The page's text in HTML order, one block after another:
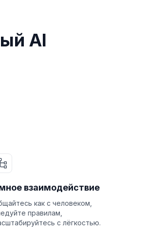
AI
взаимодействие
как с человеком,
правилам,
с лёгкостью.